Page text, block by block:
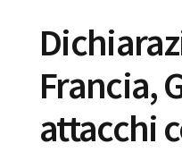
Francia,
attacchi